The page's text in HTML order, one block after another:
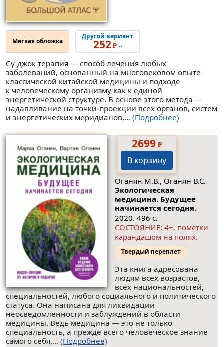
Мягкая обложка
Другой вариант
252₽››
Су-джок терапия — способ лечения любых
заболеваний, основанный на многовековом опыте
классической китайской медицины и подходе
к человеческому организму как к единой
энергетической структуре. В основе этого метода —
надавливание на точки-проекции всех органов, систем
и энергетических меридианов,... (Подробнее)
2699₽
В корзину
Оганян М.В., Оганян В.С.
Экологическая
медицина. Будущее
начинается сегодня.
2020. 496 с.
СОСТОЯНИЕ: 4+, пометки
карандашом на полях.
Твердый переплет
Эта книга адресована
людям всех возрастов,
всех национальностей,
специальностей, любого социального и политического
статуса. Она написана для ликвидации
неосведомленности и заблуждений в области
медицины. Ведь медицина — это не только
специальность, а прежде всего человеческое знание
самого себя,... (Подробнее)